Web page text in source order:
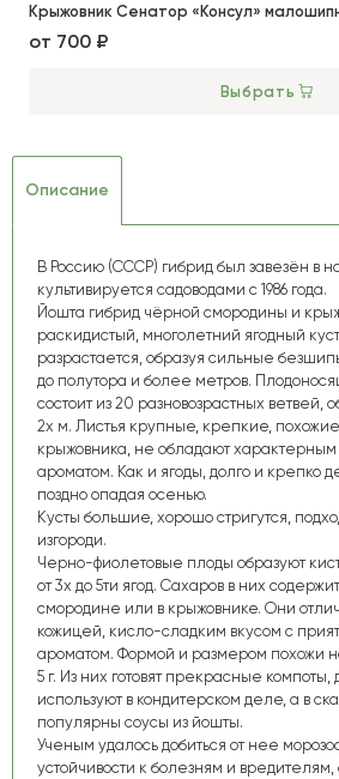
Описание
В Россию (СССР) гибрид был завезён в
культивируется садоводами с 1986 года.
Йошта гибрид чёрной смородины и
раскидистый, многолетний ягодный
разрастается, образуя сильные
до полутора и более метров.
состоит из 20 разновозрастных ветвей,
2х м. Листья крупные, крепкие,
крыжовника, не обладают
ароматом. Как и ягоды, долго и крепко
поздно опадая осенью.
Кусты большие, хорошо стригутся,
изгороди.
Черно-фиолетовые плоды образуют
от 3х до 5ти ягод. Сахаров в них
смородине или в крыжовнике. Они
кожицей, кисло-сладким вкусом с
ароматом. Формой и размером похожи
5 г. Из них готовят прекрасные
используют в кондитерском деле, а в
популярны соусы из йошты.
Ученым удалось добиться от нее
устойчивости к болезням и вредителям,
Крыжовник Сенатор «Консул»
от 700 ₽
Выбрать